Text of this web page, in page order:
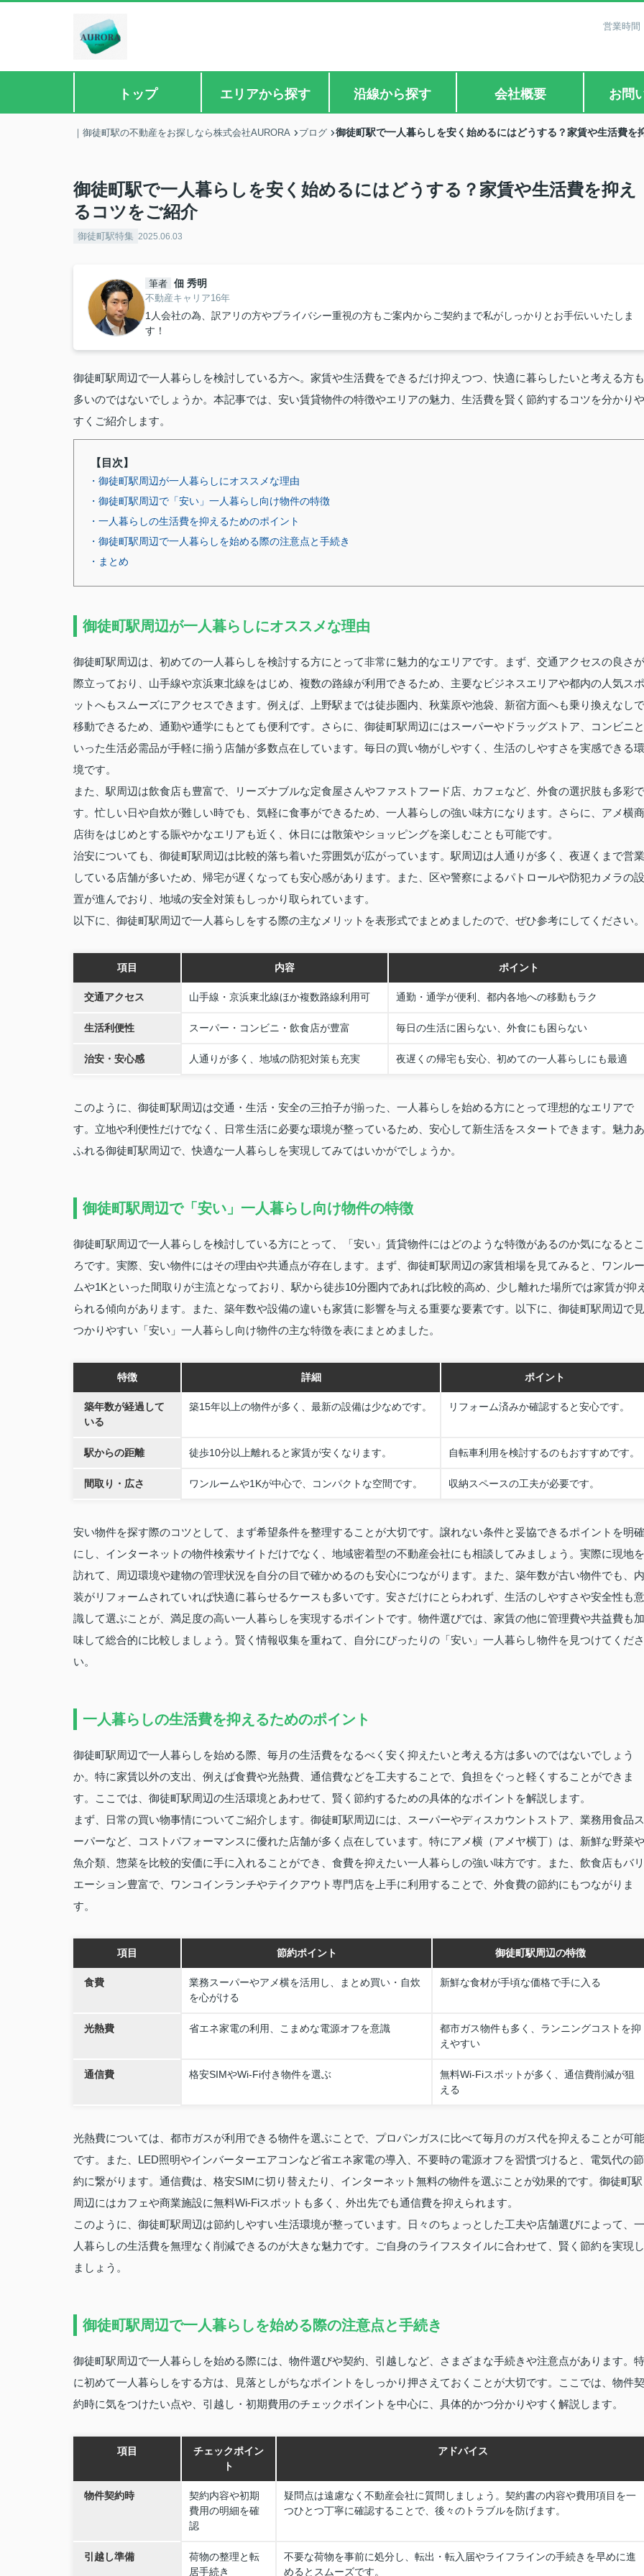
営業時
トップ エリアから探す 沿線から探す 会社概要 お問
｜御徒町駅の不動産をお探しなら株式会社AURORA ブログ 御徒町駅で一人暮らしを安く始めるにはどうする？家賃や生活費を
御徒町駅で一人暮らしを安く始めるにはどうする？家賃や生活費を抑え
るコツをご紹介
御徒町駅特集 2025.06.03
筆者 佃 秀明
不動産キャリア16年
1人会社の為、訳アリの方やプライバシー重視の方もご案内からご契約まで私がしっかりとお手伝いいたしま
す！
御徒町駅周辺で一人暮らしを検討している方へ。家賃や生活費をできるだけ抑えつつ、快適に暮らしたいと考える方も
多いのではないでしょうか。本記事では、安い賃貸物件の特徴やエリアの魅力、生活費を賢く節約するコツを分かりや
すくご紹介します。
【目次】
・御徒町駅周辺が一人暮らしにオススメな理由
・御徒町駅周辺で「安い」一人暮らし向け物件の特徴
・一人暮らしの生活費を抑えるためのポイント
・御徒町駅周辺で一人暮らしを始める際の注意点と手続き
・まとめ
御徒町駅周辺が一人暮らしにオススメな理由
御徒町駅周辺は、初めての一人暮らしを検討する方にとって非常に魅力的なエリアです。まず、交通アクセスの良さが
際立っており、山手線や京浜東北線をはじめ、複数の路線が利用できるため、主要なビジネスエリアや都内の人気スポ
ットへもスムーズにアクセスできます。例えば、上野駅までは徒歩圏内、秋葉原や池袋、新宿方面へも乗り換えなしで
移動できるため、通勤や通学にもとても便利です。さらに、御徒町駅周辺にはスーパーやドラッグストア、コンビニと
いった生活必需品が手軽に揃う店舗が多数点在しています。毎日の買い物がしやすく、生活のしやすさを実感できる環
境です。
また、駅周辺は飲食店も豊富で、リーズナブルな定食屋さんやファストフード店、カフェなど、外食の選択肢も多彩で
す。忙しい日や自炊が難しい時でも、気軽に食事ができるため、一人暮らしの強い味方になります。さらに、アメ横商
店街をはじめとする賑やかなエリアも近く、休日には散策やショッピングを楽しむことも可能です。
治安についても、御徒町駅周辺は比較的落ち着いた雰囲気が広がっています。駅周辺は人通りが多く、夜遅くまで営業
している店舗が多いため、帰宅が遅くなっても安心感があります。また、区や警察によるパトロールや防犯カメラの設
置が進んでおり、地域の安全対策もしっかり取られています。
以下に、御徒町駅周辺で一人暮らしをする際の主なメリットを表形式でまとめましたので、ぜひ参考にしてください。
項目 内容 ポイント
交通アクセス 山手線・京浜東北線ほか複数路線利用可 通勤・通学が便利、都内各地への移動もラク
生活利便性 スーパー・コンビニ・飲食店が豊富 毎日の生活に困らない、外食にも困らない
治安・安心感 人通りが多く、地域の防犯対策も充実 夜遅くの帰宅も安心、初めての一人暮らしにも最適
このように、御徒町駅周辺は交通・生活・安全の三拍子が揃った、一人暮らしを始める方にとって理想的なエリアで
す。立地や利便性だけでなく、日常生活に必要な環境が整っているため、安心して新生活をスタートできます。魅力あ
ふれる御徒町駅周辺で、快適な一人暮らしを実現してみてはいかがでしょうか。
御徒町駅周辺で「安い」一人暮らし向け物件の特徴
御徒町駅周辺で一人暮らしを検討している方にとって、「安い」賃貸物件にはどのような特徴があるのか気になるとこ
ろです。実際、安い物件にはその理由や共通点が存在します。まず、御徒町駅周辺の家賃相場を見てみると、ワンルー
ムや1Kといった間取りが主流となっており、駅から徒歩10分圏内であれば比較的高め、少し離れた場所では家賃が抑
られる傾向があります。また、築年数や設備の違いも家賃に影響を与える重要な要素です。以下に、御徒町駅周辺で見
つかりやすい「安い」一人暮らし向け物件の主な特徴を表にまとめました。
特徴 詳細 ポイント
築年数が経過して
いる
築15年以上の物件が多く、最新の設備は少なめです。 リフォーム済みか確認すると安心です。
駅からの距離 徒歩10分以上離れると家賃が安くなります。 自転車利用を検討するのもおすすめです。
間取り・広さ ワンルームや1Kが中心で、コンパクトな空間です。 収納スペースの工夫が必要です。
安い物件を探す際のコツとして、まず希望条件を整理することが大切です。譲れない条件と妥協できるポイントを明確
にし、インターネットの物件検索サイトだけでなく、地域密着型の不動産会社にも相談してみましょう。実際に現地を
訪れて、周辺環境や建物の管理状況を自分の目で確かめるのも安心につながります。また、築年数が古い物件でも、内
装がリフォームされていれば快適に暮らせるケースも多いです。安さだけにとらわれず、生活のしやすさや安全性も意
識して選ぶことが、満足度の高い一人暮らしを実現するポイントです。物件選びでは、家賃の他に管理費や共益費も加
味して総合的に比較しましょう。賢く情報収集を重ねて、自分にぴったりの「安い」一人暮らし物件を見つけてくださ
い。
一人暮らしの生活費を抑えるためのポイント
御徒町駅周辺で一人暮らしを始める際、毎月の生活費をなるべく安く抑えたいと考える方は多いのではないでしょう
か。特に家賃以外の支出、例えば食費や光熱費、通信費などを工夫することで、負担をぐっと軽くすることができま
す。ここでは、御徒町駅周辺の生活環境とあわせて、賢く節約するための具体的なポイントを解説します。
まず、日常の買い物事情についてご紹介します。御徒町駅周辺には、スーパーやディスカウントストア、業務用食品ス
ーパーなど、コストパフォーマンスに優れた店舗が多く点在しています。特にアメ横（アメヤ横丁）は、新鮮な野菜や
魚介類、惣菜を比較的安価に手に入れることができ、食費を抑えたい一人暮らしの強い味方です。また、飲食店もバリ
エーション豊富で、ワンコインランチやテイクアウト専門店を上手に利用することで、外食費の節約にもつながりま
す。
項目 節約ポイント 御徒町駅周辺の特徴
食費
業務スーパーやアメ横を活用し、まとめ買い・自炊
を心がける
新鮮な食材が手頃な価格で手に入る
光熱費 省エネ家電の利用、こまめな電源オフを意識
都市ガス物件も多く、ランニングコストを抑
えやすい
通信費 格安SIMやWi-Fi付き物件を選ぶ
無料Wi-Fiスポットが多く、通信費削減が狙
える
光熱費については、都市ガスが利用できる物件を選ぶことで、プロパンガスに比べて毎月のガス代を抑えることが可能
です。また、LED照明やインバーターエアコンなど省エネ家電の導入、不要時の電源オフを習慣づけると、電気代の節
約に繋がります。通信費は、格安SIMに切り替えたり、インターネット無料の物件を選ぶことが効果的です。御徒町駅
周辺にはカフェや商業施設に無料Wi-Fiスポットも多く、外出先でも通信費を抑えられます。
このように、御徒町駅周辺は節約しやすい生活環境が整っています。日々のちょっとした工夫や店舗選びによって、一
人暮らしの生活費を無理なく削減できるのが大きな魅力です。ご自身のライフスタイルに合わせて、賢く節約を実現し
ましょう。
御徒町駅周辺で一人暮らしを始める際の注意点と手続き
御徒町駅周辺で一人暮らしを始める際には、物件選びや契約、引越しなど、さまざまな手続きや注意点があります。特
に初めて一人暮らしをする方は、見落としがちなポイントをしっかり押さえておくことが大切です。ここでは、物件契
約時に気をつけたい点や、引越し・初期費用のチェックポイントを中心に、具体的かつ分かりやすく解説します。
項目
チェックポイン
ト
アドバイス
物件契約時
契約内容や初期
費用の明細を確
認
疑問点は遠慮なく不動産会社に質問しましょう。契約書の内容や費用項目を一
つひとつ丁寧に確認することで、後々のトラブルを防げます。
引越し準備
荷物の整理と転
居手続き
不要な荷物を事前に処分し、転出・転入届やライフラインの手続きを早めに進
めるとスムーズです。